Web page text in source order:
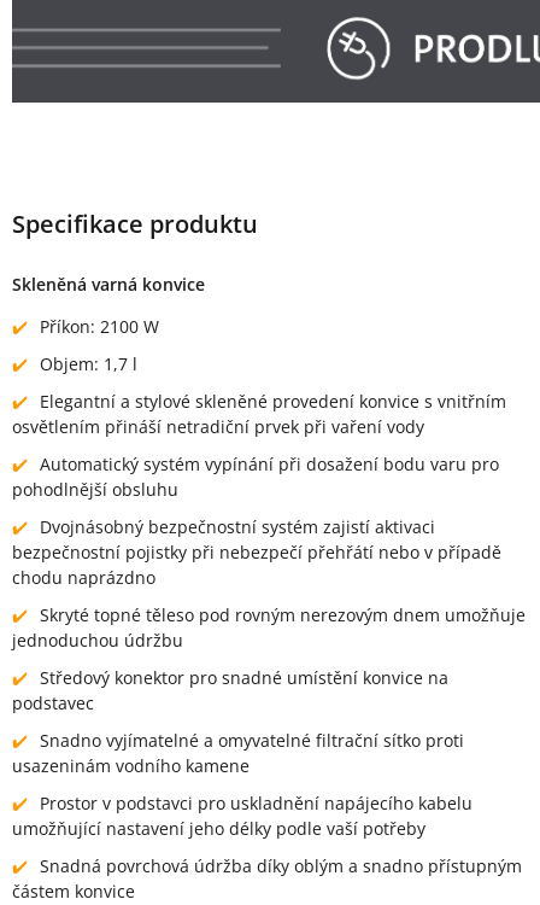
Specifikace produktu
Skleněná varná konvice
Příkon: 2100 W
Objem: 1,7 l
Elegantní a stylové skleněné provedení konvice s vnitřním
osvětlením přináší netradiční prvek při vaření vody
Automatický systém vypínání při dosažení bodu varu pro
pohodlnější obsluhu
Dvojnásobný bezpečnostní systém zajistí aktivaci
bezpečnostní pojistky při nebezpečí přehřátí nebo v případě
chodu naprázdno
Skryté topné těleso pod rovným nerezovým dnem umožňuje
jednoduchou údržbu
Středový konektor pro snadné umístění konvice na
podstavec
Snadno vyjímatelné a omyvatelné filtrační sítko proti
usazeninám vodního kamene
Prostor v podstavci pro uskladnění napájecího kabelu
umožňující nastavení jeho délky podle vaší potřeby
Snadná povrchová údržba díky oblým a snadno přístupným
částem konvice